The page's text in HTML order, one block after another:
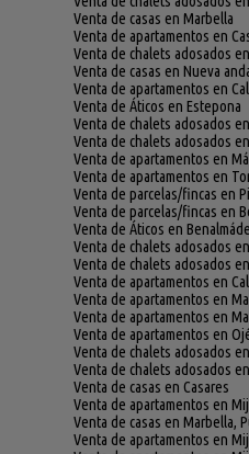
Venta de casas en Marbella
Venta de apartamentos en
Venta de chalets adosados
Venta de casas en Nueva
Venta de apartamentos en
Venta de Áticos en Estepona
Venta de chalets adosados
Venta de chalets adosados
Venta de apartamentos en
Venta de apartamentos en
Venta de parcelas/fincas en
Venta de parcelas/fincas en
Venta de Áticos en
Venta de chalets adosados
Venta de chalets adosados
Venta de apartamentos en
Venta de apartamentos en
Venta de apartamentos en
Venta de apartamentos en
Venta de chalets adosados
Venta de chalets adosados
Venta de casas en Casares
Venta de apartamentos en
Venta de casas en Marbella,
Venta de apartamentos en